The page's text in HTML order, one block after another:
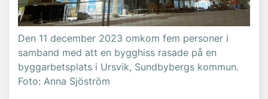
Den 11 december 2023 omkom fem personer i
samband med att en bygghiss rasade på en
byggarbetsplats i Ursvik, Sundbybergs kommun.
Foto: Anna Sjöström